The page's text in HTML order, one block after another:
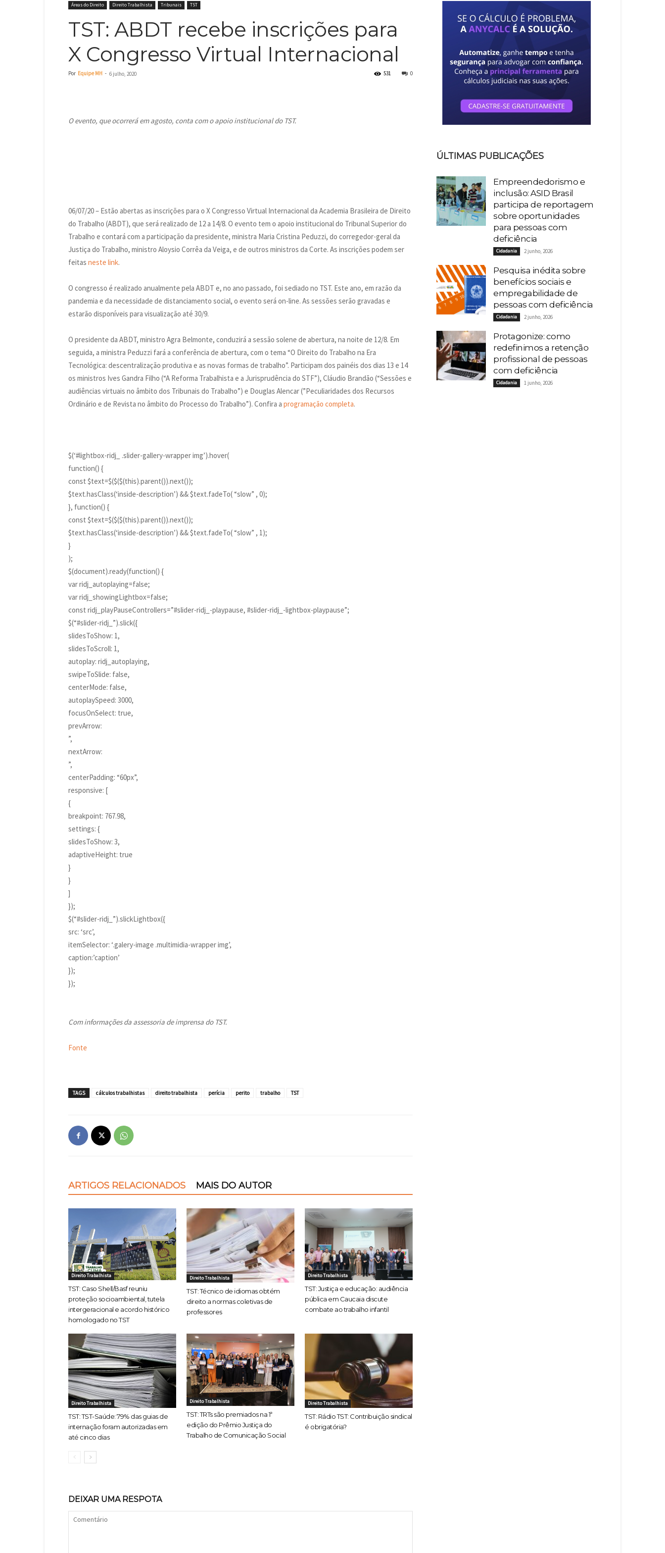
Áreas do Direito Direito Trabalhista Tribunais TST
TST: ABDT recebe inscrições para
X Congresso Virtual Internacional
Por Equipe MH - 6 julho, 2020 0
531
O evento, que ocorrerá em agosto, conta com o apoio institucional do TST.
06/07/20 – Estão abertas as inscrições para o X Congresso Virtual Internacional da Academia Brasileira de Direito
do Trabalho (ABDT), que será realizado de 12 a 14/8. O evento tem o apoio institucional do Tribunal Superior do
Trabalho e contará com a participação da presidente, ministra Maria Cristina Peduzzi, do corregedor-geral da
Justiça do Trabalho, ministro Aloysio Corrêa da Veiga, e de outros ministros da Corte. As inscrições podem ser
feitas neste link.
O congresso é realizado anualmente pela ABDT e, no ano passado, foi sediado no TST. Este ano, em razão da
pandemia e da necessidade de distanciamento social, o evento será on-line. As sessões serão gravadas e
estarão disponíveis para visualização até 30/9.
O presidente da ABDT, ministro Agra Belmonte, conduzirá a sessão solene de abertura, na noite de 12/8. Em
seguida, a ministra Peduzzi fará a conferência de abertura, com o tema “O Direito do Trabalho na Era
Tecnológica: descentralização produtiva e as novas formas de trabalho”. Participam dos painéis dos dias 13 e 14
os ministros Ives Gandra Filho (“A Reforma Trabalhista e a Jurisprudência do STF”), Cláudio Brandão (“Sessões e
audiências virtuais no âmbito dos Tribunais do Trabalho”) e Douglas Alencar (”Peculiaridades dos Recursos
Ordinário e de Revista no âmbito do Processo do Trabalho”). Confira a programação completa.
$(‘#lightbox-ridj_ .slider-gallery-wrapper img’).hover(
function() {
const $text=$($($(this).parent()).next());
$text.hasClass(‘inside-description’) && $text.fadeTo( “slow” , 0);
}, function() {
const $text=$($($(this).parent()).next());
$text.hasClass(‘inside-description’) && $text.fadeTo( “slow” , 1);
}
);
$(document).ready(function() {
var ridj_autoplaying=false;
var ridj_showingLightbox=false;
const ridj_playPauseControllers=”#slider-ridj_-playpause, #slider-ridj_-lightbox-playpause”;
$(“#slider-ridj_”).slick({
slidesToShow: 1,
slidesToScroll: 1,
autoplay: ridj_autoplaying,
swipeToSlide: false,
centerMode: false,
autoplaySpeed: 3000,
focusOnSelect: true,
prevArrow:
”,
nextArrow:
”,
centerPadding: “60px”,
responsive: [
{
breakpoint: 767.98,
settings: {
slidesToShow: 3,
adaptiveHeight: true
}
}
]
});
$(“#slider-ridj_”).slickLightbox({
src: ‘src’,
itemSelector: ‘.galery-image .multimidia-wrapper img’,
caption:’caption’
});
});
Com informações da assessoria de imprensa do TST.
Fonte
TAGS cálculos trabalhistas direito trabalhista perícia perito trabalho TST
ARTIGOS RELACIONADOS MAIS DO AUTOR
Direito Trabalhista
TST: Caso Shell/Basf reuniu
proteção socioambiental, tutela
intergeracional e acordo histórico
homologado no TST
Direito Trabalhista
TST: Técnico de idiomas obtém
direito a normas coletivas de
professores
Direito Trabalhista
TST: Justiça e educação: audiência
pública em Caucaia discute
combate ao trabalho infantil
Direito Trabalhista
TST: TST-Saúde: 79% das guias de
internação foram autorizadas em
até cinco dias
Direito Trabalhista
TST: TRTs são premiados na 1ª
edição do Prêmio Justiça do
Trabalho de Comunicação Social
Direito Trabalhista
TST: Rádio TST: Contribuição sindical
é obrigatória?
DEIXAR UMA RESPOTA
ÚLTIMAS PUBLICAÇÕES
Empreendedorismo e
inclusão: ASID Brasil
participa de reportagem
sobre oportunidades
para pessoas com
deficiência
Cidadania 2 junho, 2026
Pesquisa inédita sobre
benefícios sociais e
empregabilidade de
pessoas com deficiência
Cidadania 2 junho, 2026
Protagonize: como
redefinimos a retenção
profissional de pessoas
com deficiência
Cidadania 1 junho, 2026